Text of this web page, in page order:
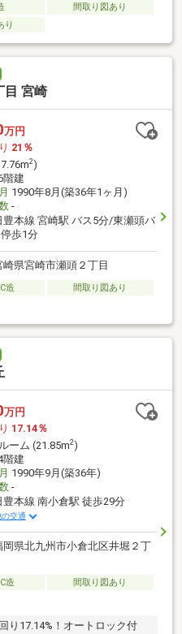
間取り図あり
り
目 宮崎
万円
21％
2)
階建
1990年8月(築36年1ヶ月)
-
豊本線 宮崎駅 バス5分/東瀬頭バ
歩1分
崎県宮崎市瀬頭２丁目
造
間取り図あり
万円
17.14％
ーム (21.85m2)
階建
1990年9月(築36年)
-
豊本線 南小倉駅 徒歩29分
の交通
岡県北九州市小倉北区井堀２丁
造
間取り図あり
り17.14%！オートロック付